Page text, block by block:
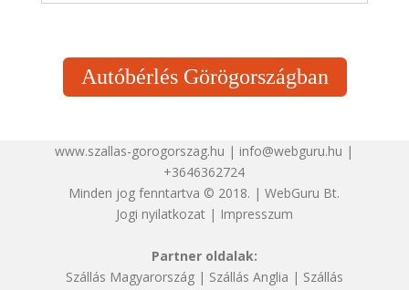
Autóbérlés Görögországban
www.szallas-gorogorszag.hu | info@webguru.hu |
+3646362724
Minden jog fenntartva © 2018. | WebGuru Bt.
Jogi nyilatkozat| Impresszum
Partner oldalak:
Szállás Magyarország| Szállás Anglia | Szállás